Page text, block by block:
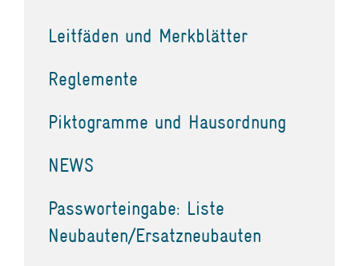
Leitfäden und Merkblätter
Reglemente
Piktogramme und Hausordnung
NEWS
Passworteingabe: Liste
Neubauten/Ersatzneubauten